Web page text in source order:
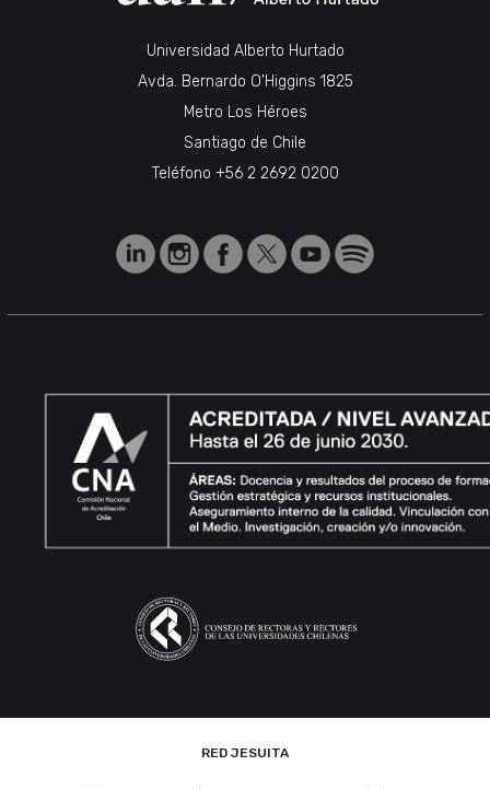
Universidad Alberto Hurtado
Avda. Bernardo O’Higgins 1825
Metro Los Héroes
Santiago de Chile
Teléfono +56 2 2692 0200
RED JESUITA